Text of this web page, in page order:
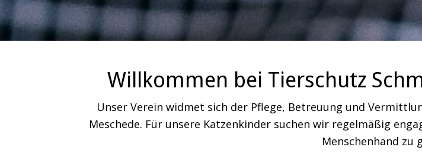
Willkommen bei Tierschutz
Unser Verein widmet sich der Pflege, Betreuung und
Meschede. Für unsere Katzenkinder suchen wir regelmäßig
Menschenhand zu